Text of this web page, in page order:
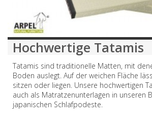
Hochwertige Tatamis
Tatamis sind traditionelle Matten, mit
Boden auslegt. Auf der weichen Fläche
sitzen oder liegen. Unsere hochwertigen
auch als Matratzenunterlagen in unseren
japanischen Schlafpodeste.